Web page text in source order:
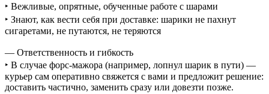
‣ Вежливые, опрятные, обученные работе с шарами
‣ Знают, как вести себя при доставке: шарики не пахнут
сигаретами, не путаются, не теряются
— Ответственность и гибкость
‣ В случае форс-мажора (например, лопнул шарик в пути) —
курьер сам оперативно свяжется с вами и предложит решение:
доставить частично, заменить сразу или довезти позже.